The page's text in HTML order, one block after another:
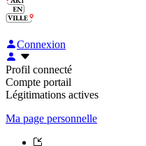
Connexion
Profil connecté
Compte portail
Légitimations actives
Ma page personnelle